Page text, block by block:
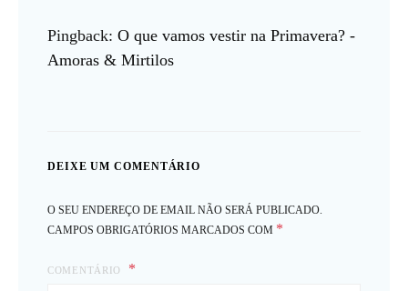
Pingback: O que vamos vestir na Primavera? -
Amoras & Mirtilos
DEIXE UM COMENTÁRIO
O SEU ENDEREÇO DE EMAIL NÃO SERÁ PUBLICADO.
CAMPOS OBRIGATÓRIOS MARCADOS COM *
COMENTÁRIO